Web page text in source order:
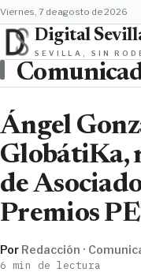
viernes, 7 de agosto de 2026
Digital
SEVILLA, SIN
Ángel
GlobátiKa,
de
Premios
Por Redacción ·
6 min de lectura